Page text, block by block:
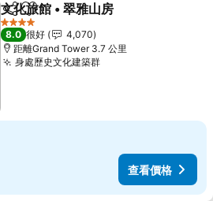
分享 放到收藏夾
文化旅館 • 翠雅山房
4 星級
8.0 很好
4,070
距離Grand Tower 3.7 公里
身處歷史文化建築群
查看價格